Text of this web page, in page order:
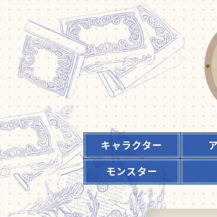
キャラクター
モンスター